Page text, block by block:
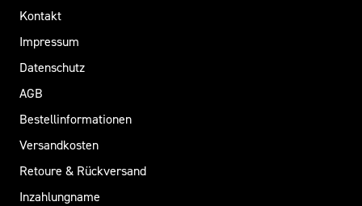
Kontakt
Impressum
Datenschutz
AGB
Bestellinformationen
Versandkosten
Retoure & Rückversand
Inzahlungname